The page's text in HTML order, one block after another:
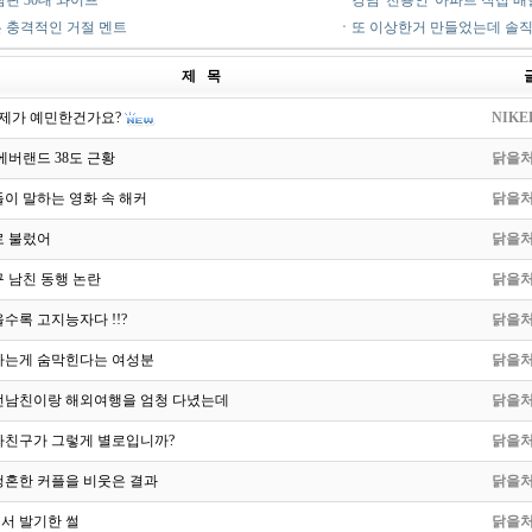
충격적인 거절 멘트
ㆍ 또 이상한거 만들었는데 솔
제 목
가 예민한건가요?
버랜드 38도 근황 닭을
말하는 영화 속 해커 닭을
불렀어 닭을
남친 동행 논란 닭을
수록 고지능자다 !!? 닭을
는게 숨막힌다는 여성분 닭을
친이랑 해외여행을 엄청 다녔는데 닭을
친구가 그렇게 별로입니까? 닭을
혼한 커플을 비웃은 결과 닭을
발기한 썰 닭을